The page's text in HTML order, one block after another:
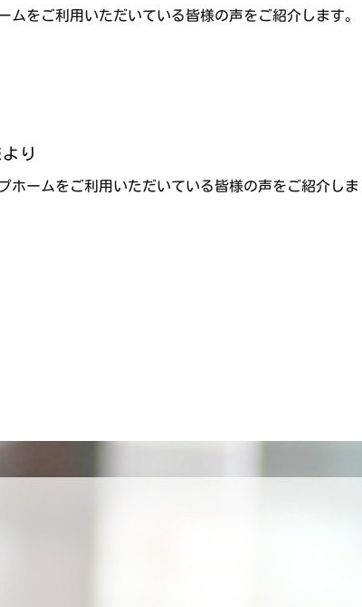
ムをご利用いただいている皆様の声をご紹介します。
り
ホームをご利用いただいている皆様の声をご紹介しま